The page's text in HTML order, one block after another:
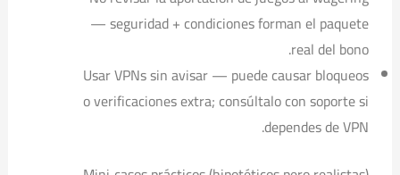
— seguridad + condiciones forman el paquete
real del bono.
Usar VPNs sin avisar — puede causar bloqueos
o verificaciones extra; consúltalo con soporte si
dependes de VPN.